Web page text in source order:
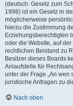
(deutsch: Gesetz zum
1998) ist ein Gesetz in
möglicherweise
hierzu die Zustimmung
Erziehungsberechtigten
oder die Website, auf
rechtlichen Beistand zu
Besitzer dieses Boards
Anlaufstelle für
unter der Frage „An
juristische Anfragen zu
Nach oben